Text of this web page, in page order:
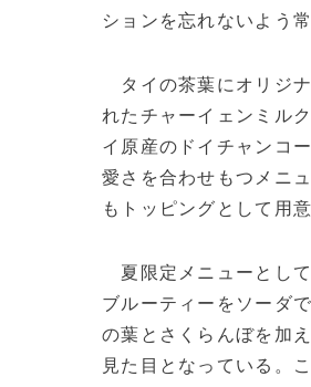
ションを忘れないよう
タイの茶葉にオリジ
れたチャーイェンミル
イ原産のドイチャンコ
愛さを合わせもつメニ
もトッピングとして用
夏限定メニューとして
ブルーティーをソーダ
の葉とさくらんぼを加
見た目となっている。